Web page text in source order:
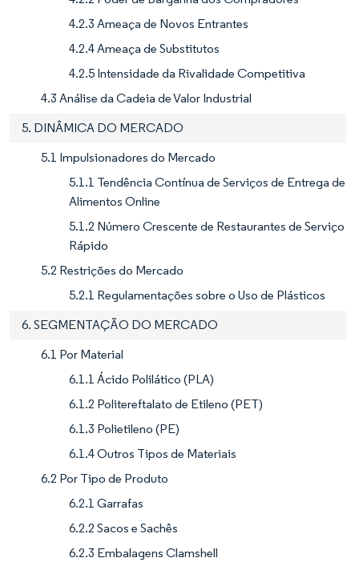
4.2.3 Ameaça de Novos Entrantes
4.2.4 Ameaça de Substitutos
4.2.5 Intensidade da Rivalidade Competitiva
4.3 Análise da Cadeia de Valor Industrial
5. DINÂMICA DO MERCADO
5.1 Impulsionadores do Mercado
5.1.1 Tendência Contínua de Serviços de Entrega de
Alimentos Online
5.1.2 Número Crescente de Restaurantes de Serviço
Rápido
5.2 Restrições do Mercado
5.2.1 Regulamentações sobre o Uso de Plásticos
6. SEGMENTAÇÃO DO MERCADO
6.1 Por Material
6.1.1 Ácido Polilático (PLA)
6.1.2 Politereftalato de Etileno (PET)
6.1.3 Polietileno (PE)
6.1.4 Outros Tipos de Materiais
6.2 Por Tipo de Produto
6.2.1 Garrafas
6.2.2 Sacos e Sachês
6.2.3 Embalagens Clamshell